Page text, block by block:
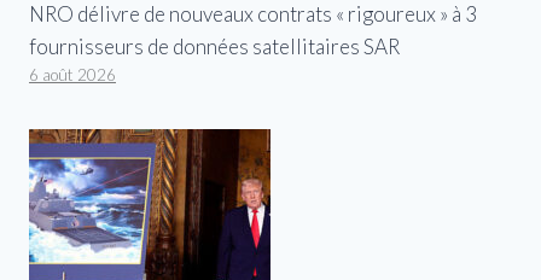
NRO délivre de nouveaux contrats « rigoureux » à 3
fournisseurs de données satellitaires SAR
6 août 2026